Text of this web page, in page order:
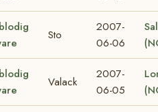
Sto
2007-
06-06
Valack
2007-
06-05